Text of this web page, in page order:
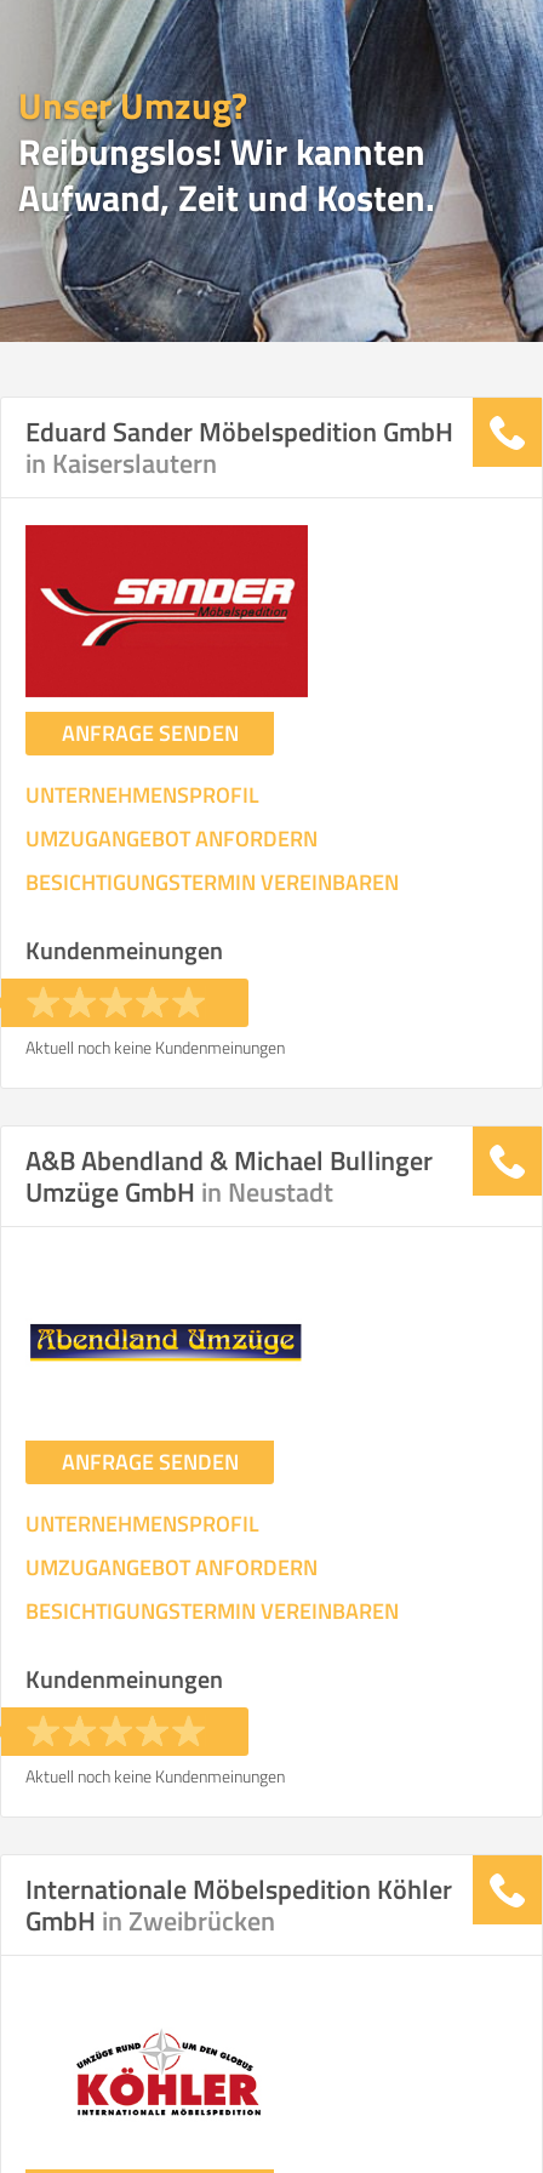
Unser Umzug?
Reibungslos! Wir kannten
Aufwand, Zeit und Kosten.
UMZUGSVERGLEICH
Vergleichsergebnis basierend auf Ihren
Transportieren
Ihre Angaben:
am
Wohnfläche:m² Entfernung:
Gewicht: kg
Stunden Stunden
KOSTENSCHÄTZUNG: € -€
Mitarbeiter Zeit pro Mitarbeiter
KOSTENSCHÄTZUNG:
ICH MÖCHTE ANGEBOTE ANFORDERN
SO ERRECHNET SICH DIE KOSTENSCHÄTZUNG
Eduard Sander Möbelspedition GmbH
in Kaiserslautern
ANFRAGE SENDEN
UNTERNEHMENSPROFIL
UMZUGANGEBOT ANFORDERN
BESICHTIGUNGSTERMIN VEREINBAREN
Kundenmeinungen
Aktuell noch keine Kundenmeinungen
A&B Abendland & Michael Bullinger
Umzüge GmbH in Neustadt
ANFRAGE SENDEN
UNTERNEHMENSPROFIL
UMZUGANGEBOT ANFORDERN
BESICHTIGUNGSTERMIN VEREINBAREN
Kundenmeinungen
Aktuell noch keine Kundenmeinungen
Internationale Möbelspedition Köhler
GmbH in Zweibrücken